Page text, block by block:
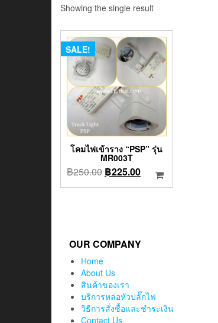
Showing the single result
SALE!
โคมไฟเข้าราง “PSP” รุ่น
MR003T
฿250.00 Original
price
฿225.00Current
price
OUR COMPANY
Home
About Us
สินค้าของเรา
บริการหล่อหัวปลั๊กไฟ
วิธีการสั่งซื้อและชำระเงิน
Contact Us